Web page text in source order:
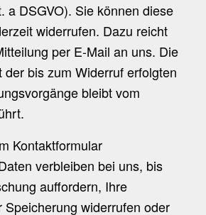
a DSGVO). Sie können diese
widerrufen. Dazu reicht
per E-Mail an uns. Die
der bis zum Widerruf erfolgten
bleibt vom
Kontaktformular
verbleiben bei uns, bis
auffordern, Ihre
Speicherung widerrufen oder